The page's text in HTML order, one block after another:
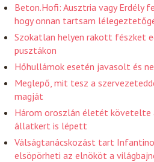
Beton.Hofi: Ausztria vagy Erdély
hogy onnan tartsam
Szokatlan helyen rakott fészket
pusztákon
Hőhullámok esetén javasolt és
Meglepő, mit tesz a
magját
Három oroszlán életét követelte
állatkert is lépett
Válságtanácskozást tart
elsöpörheti az elnököt a